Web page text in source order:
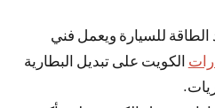
للسيارة ويعمل فني
الكويت على تبديل البطارية